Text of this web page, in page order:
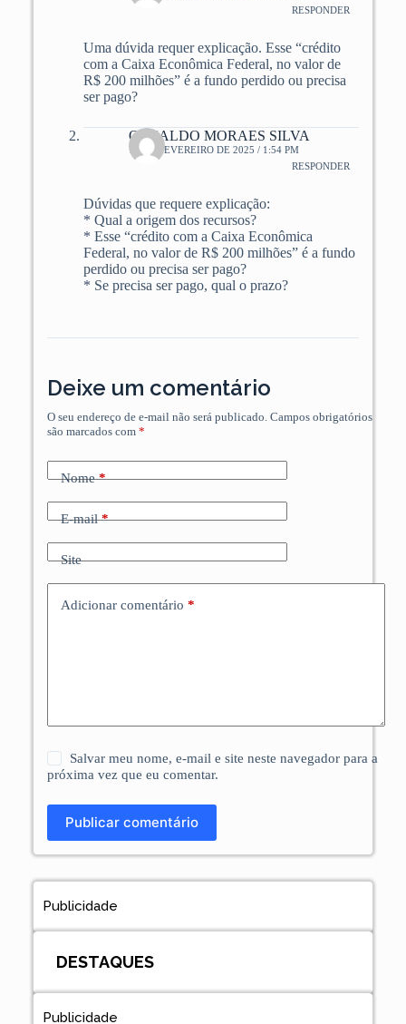
RESPONDER
Uma dúvida requer explicação. Esse “crédito
com a Caixa Econômica Federal, no valor de
R$ 200 milhões” é a fundo perdido ou precisa
ser pago?
OSNALDO MORAES SILVA
12 DE FEVEREIRO DE 2025 / 1:54 PM
RESPONDER
Dúvidas que requere explicação:
* Qual a origem dos recursos?
* Esse “crédito com a Caixa Econômica
Federal, no valor de R$ 200 milhões” é a fundo
perdido ou precisa ser pago?
* Se precisa ser pago, qual o prazo?
Deixe um comentário
O seu endereço de e-mail não será publicado. Campos obrigatórios
são marcados com *
Nome*
E-mail*
Site
Adicionar comentário *
Salvar meu nome, e-mail e site neste navegador para a
próxima vez que eu comentar.
Publicar comentário
Publicidade
DESTAQUES
Publicidade